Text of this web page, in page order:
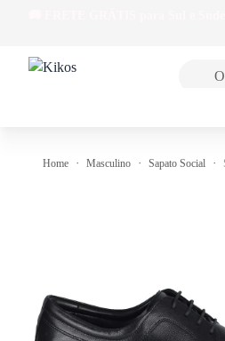
Home Masculino Sapato Social